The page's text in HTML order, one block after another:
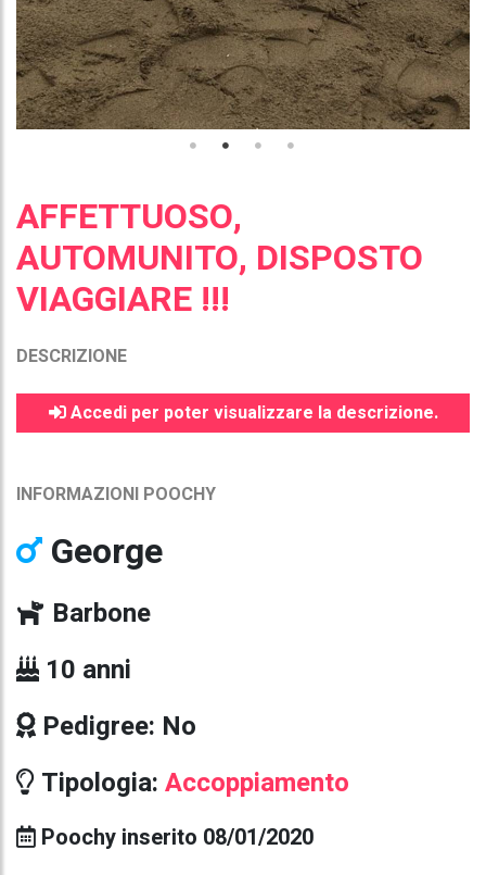
AFFETTUOSO,
AUTOMUNITO, DISPOSTO
VIAGGIARE !!!
DESCRIZIONE
Accedi per poter visualizzare la descrizione.
INFORMAZIONI POOCHY
George
Barbone
10 anni
Pedigree: No
Tipologia: Accoppiamento
Poochy inserito 08/01/2020